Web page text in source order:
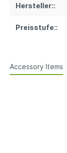
Hersteller::
Preisstufe::
Accessory Items